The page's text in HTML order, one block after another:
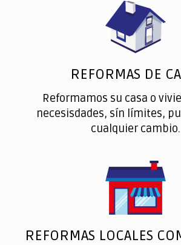
REFORMAS DE
Reformamos su casa o
necesisdades, sín límites,
cualquier cambio.
REFORMAS LOCALES